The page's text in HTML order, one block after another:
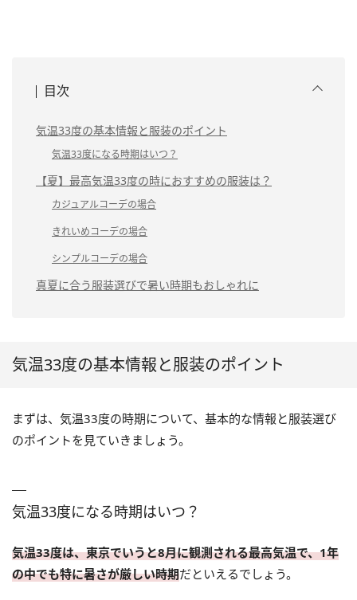
目次
気温33度の基本情報と服装のポイント
気温33度になる時期はいつ？
【夏】最高気温33度の時におすすめの服装は？
カジュアルコーデの場合
きれいめコーデの場合
シンプルコーデの場合
真夏に合う服装選びで暑い時期もおしゃれに
気温33度の基本情報と服装のポイント
まずは、気温33度の時期について、基本的な情報と服装選び
のポイントを見ていきましょう。
気温33度になる時期はいつ？
気温33度は、東京でいうと8月に観測される最高気温で、1年
の中でも特に暑さが厳しい時期だといえるでしょう。